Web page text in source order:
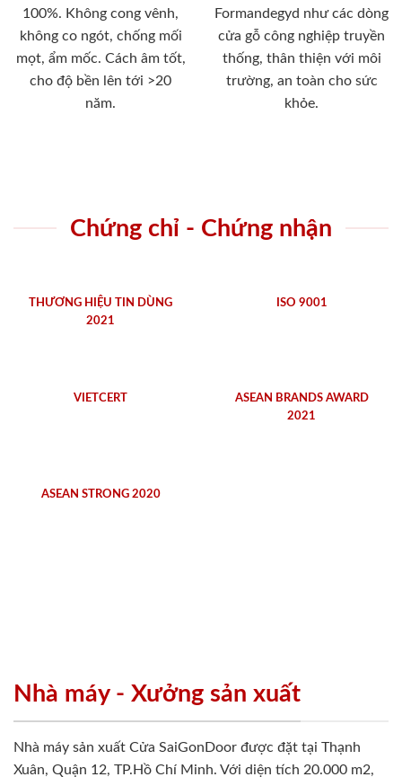
100%. Không cong vênh,
không co ngót, chống mối
mọt, ẩm mốc. Cách âm tốt,
cho độ bền lên tới >20
năm.
Formandegyd như các dòng
cửa gỗ công nghiệp truyền
thống, thân thiện với môi
trường, an toàn cho sức
khỏe.
Chứng chỉ - Chứng nhận
THƯƠNG HIỆU TIN DÙNG
2021
ISO 9001
VIETCERT
ASEAN BRANDS AWARD
2021
ASEAN STRONG 2020
Nhà máy - Xưởng sản xuất
Nhà máy sản xuất Cửa SaiGonDoor được đặt tại Thạnh
Xuân, Quận 12, TP.Hồ Chí Minh. Với diện tích 20.000 m2,